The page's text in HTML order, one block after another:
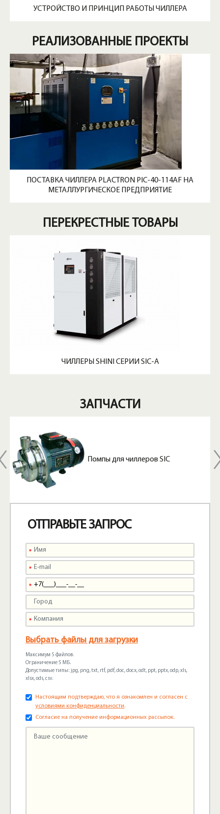
УСТРОЙСТВО И ПРИНЦИП РАБОТЫ ЧИЛЛЕРА
РЕАЛИЗОВАННЫЕ ПРОЕКТЫ
ПОСТАВКА ЧИЛЛЕРА PLACTRON PIC-40-114AF НА
МЕТАЛЛУРГИЧЕСКОЕ ПРЕДПРИЯТИЕ
ПЕРЕКРЕСТНЫЕ ТОВАРЫ
ЧИЛЛЕРЫ SHINI СЕРИИ SIC-A
ЗАПЧАСТИ
Помпы для чиллеров SIC
ОТПРАВЬТЕ ЗАПРОС
Выбрать файлы для загрузки
Максимум 5 файлов.
Ограничение 5 МБ.
Допустимые типы: jpg, png, txt, rtf, pdf, doc, docx, odt, ppt, pptx, odp, xls,
xlsx, ods, csv.
Настоящим подтверждаю, что я ознакомлен и согласен с
условиями конфиденциальности.
Согласие на получение информационных рассылок.